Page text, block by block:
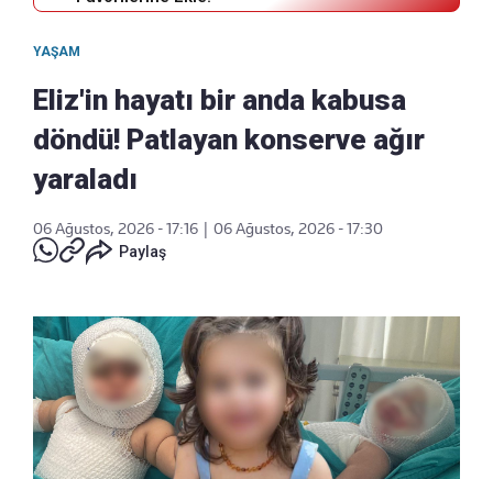
YAŞAM
Eliz'in hayatı bir anda kabusa
döndü! Patlayan konserve ağır
yaraladı
06 Ağustos, 2026 - 17:16
06 Ağustos, 2026 - 17:30
Paylaş